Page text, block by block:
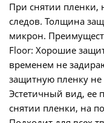
При снятии пленки,
следов. Толщина
микрон.
Floor: Хорошие
временем не
защитную пленку не
Эстетичный вид, ее
снятии пленки, на